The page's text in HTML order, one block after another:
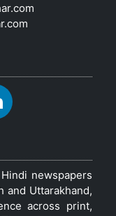
newspapers
and Uttarakhand,
across print,